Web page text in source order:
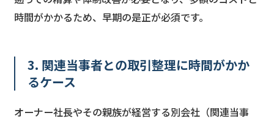
時間がかかるため、早期の是正が必須です。
3. 関連当事者との取引整理に時間がかか
るケース
オーナー社長やその親族が経営する別会社（関連当事